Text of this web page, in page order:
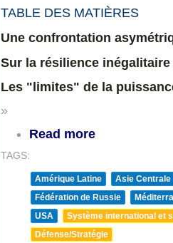
TABLE DES MATIÈRES
Une confrontation
Sur la résilience inégalitaire
Les "limites" de la
»
Read more
TAGS:
Amérique Latine
Asie Centrale
Fédération de Russie
USA
Système international et
Défense/Stratégie